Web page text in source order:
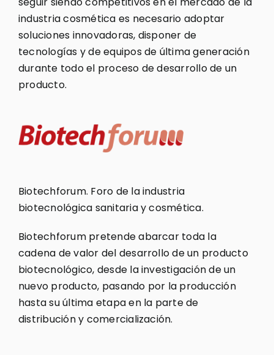
industria cosmética es necesario adoptar
soluciones innovadoras, disponer de
tecnologías y de equipos de última generación
durante todo el proceso de desarrollo de un
producto.
Biotechforum. Foro de la industria
biotecnológica sanitaria y cosmética.
Biotechforum pretende abarcar toda la
cadena de valor del desarrollo de un producto
biotecnológico, desde la investigación de un
nuevo producto, pasando por la producción
hasta su última etapa en la parte de
distribución y comercialización.